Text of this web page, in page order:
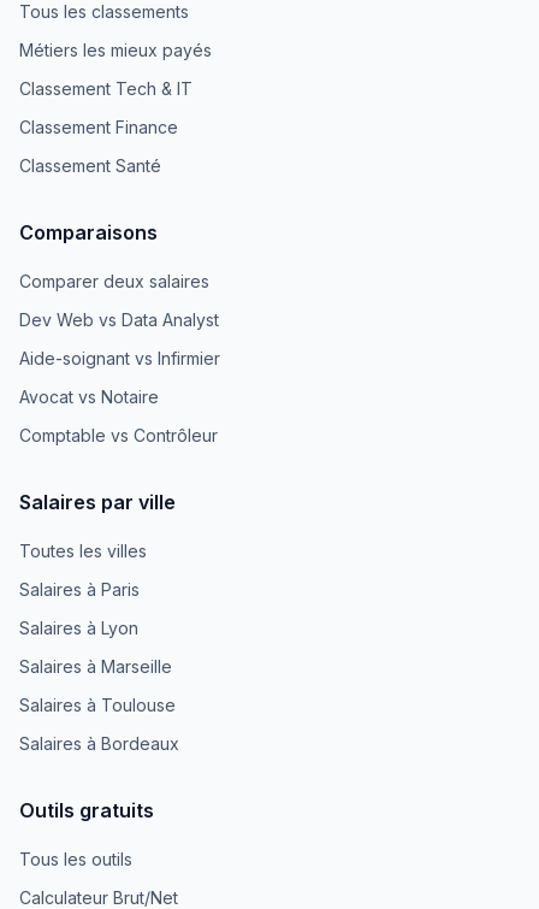
Tous les classements
Métiers les mieux payés
Classement Tech & IT
Classement Finance
Classement Santé
Comparaisons
Comparer deux salaires
Dev Web vs Data Analyst
Aide-soignant vs Infirmier
Avocat vs Notaire
Comptable vs Contrôleur
Salaires par ville
Toutes les villes
Salaires à Paris
Salaires à Lyon
Salaires à Marseille
Salaires à Toulouse
Salaires à Bordeaux
Outils gratuits
Tous les outils
Calculateur Brut/Net